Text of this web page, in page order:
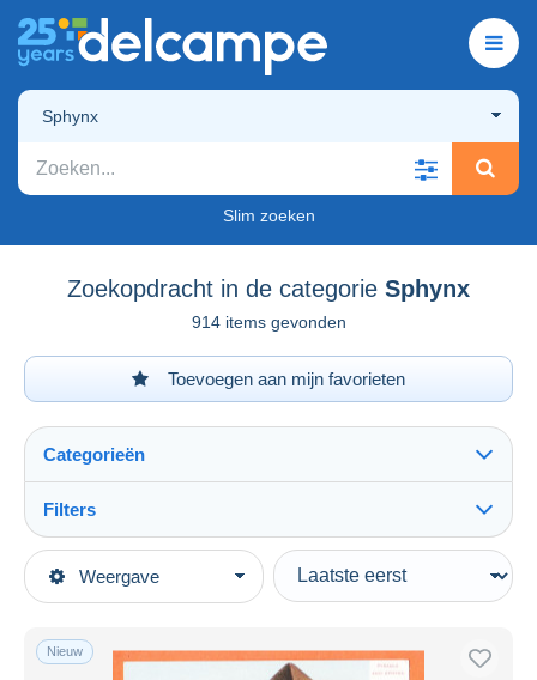
Sphynx
Slim zoeken
Zoekopdracht in de categorie Sphynx
914 items gevonden
Toevoegen aan mijn favorieten
Weergave
Categorieën
Topcategorieën
Afrika
Filters
Type verkopen
Actief
Veiling met biedingen
Nieuw